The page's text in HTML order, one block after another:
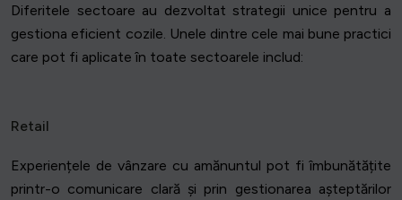
Diferitele sectoare au dezvoltat strategii unice pentru a
gestiona eficient cozile. Unele dintre cele mai bune practici
care pot fi aplicate în toate sectoarele includ:
Retail
Experiențele de vânzare cu amănuntul pot fi îmbunătățite
printr-o comunicare clară și prin gestionarea așteptărilor